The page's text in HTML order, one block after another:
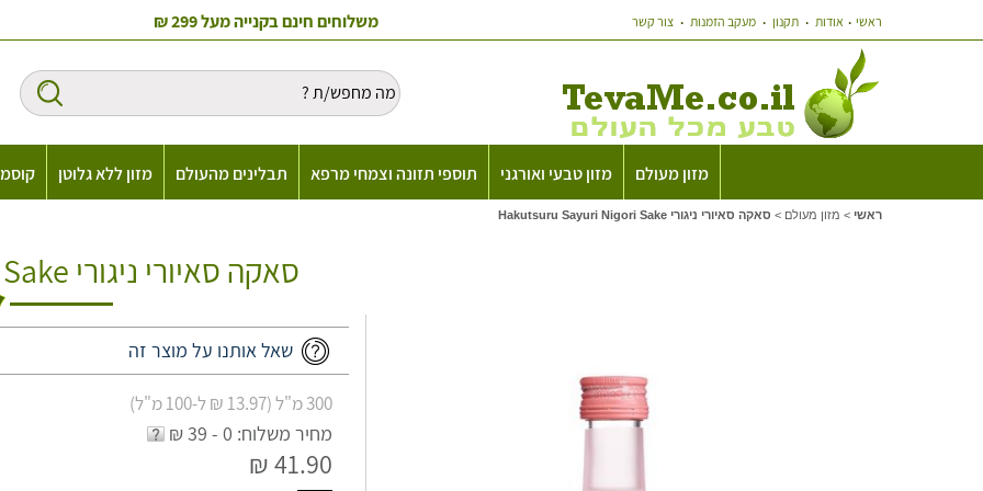
ראשי אודות תקנון מעקב הזמנות צור קשר משלוחים חינם בקנייה מעל 299 ₪
מזון מעולם מזון טבעי ואורגני תוספי תזונה וצמחי מרפא תבלינים מהעולם מזון ללא גלוטן
ראשי > מזון מעולם > סאקה סאיורי ניגורי Hakutsuru Sayuri Nigori Sake
סאקה סאיורי ניגורי Hakutsuru Sayuri Nigori Sake
שאל אותנו על מוצר זה
300 מ"ל (13.97 ₪ ל-100 מ"ל)
מחיר משלוח: 0 - 39 ₪
41.90 ₪